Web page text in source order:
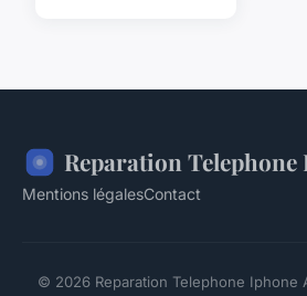
Reparation
Mentions légalesContact
© 2026 Reparation Telephone Iphone